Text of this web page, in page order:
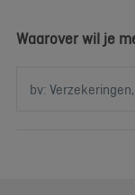
Waarover wil je